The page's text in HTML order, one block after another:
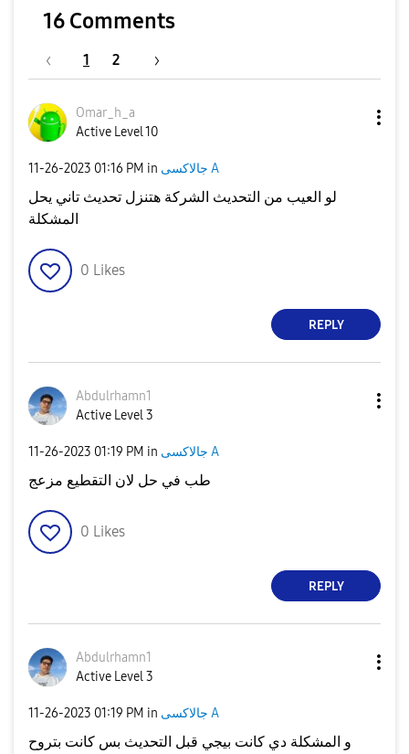
16 Comments
1 2
Omar_h_a
Active Level 10
‎11-26-2023 01:16 PM in جالاكسى A
لو العيب من التحديث الشركة هتنزل تحديث تاني يحل
المشكلة
0 Likes
REPLY
Abdulrhamn1
Active Level 3
‎11-26-2023 01:19 PM in جالاكسى A
طب في حل لان التقطيع مزعج
0 Likes
REPLY
Abdulrhamn1
Active Level 3
‎11-26-2023 01:19 PM in جالاكسى A
و المشكلة دي كانت بيجي قبل التحديث بس كانت بتروح